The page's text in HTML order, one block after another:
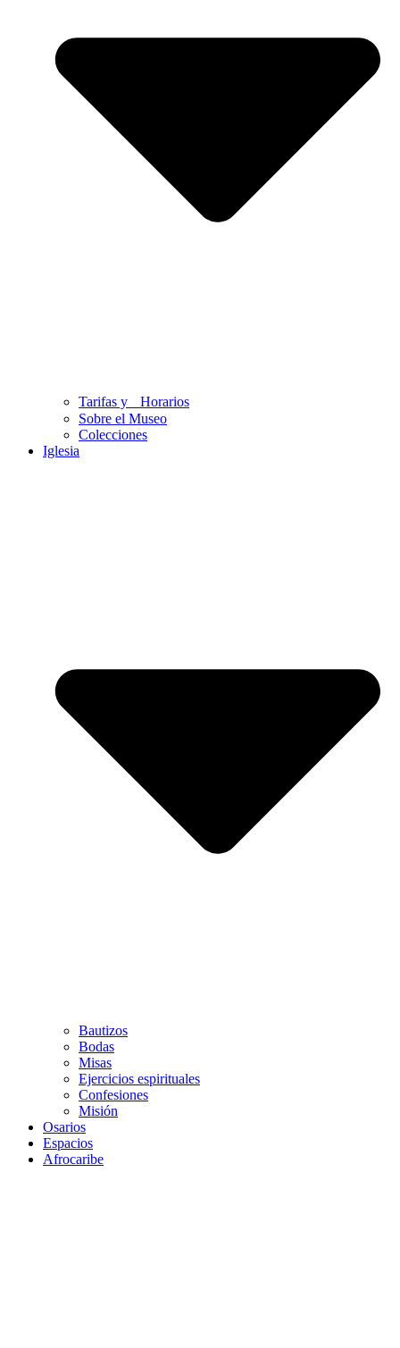
Tarifas y Horarios
Sobre el Museo
Colecciones
Iglesia
Bautizos
Bodas
Misas
Ejercicios espirituales
Confesiones
Misión
Osarios
Espacios
Afrocaribe